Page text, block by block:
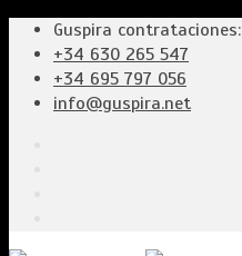
Guspira contrataciones:
+34 630 265 547
+34 695 797 056
info@guspira.net